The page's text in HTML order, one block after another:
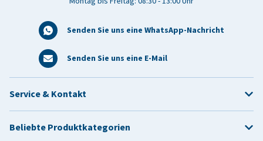
Senden Sie uns eine WhatsApp-Nachricht
Senden Sie uns eine E-Mail
Service & Kontakt
Beliebte Produktkategorien